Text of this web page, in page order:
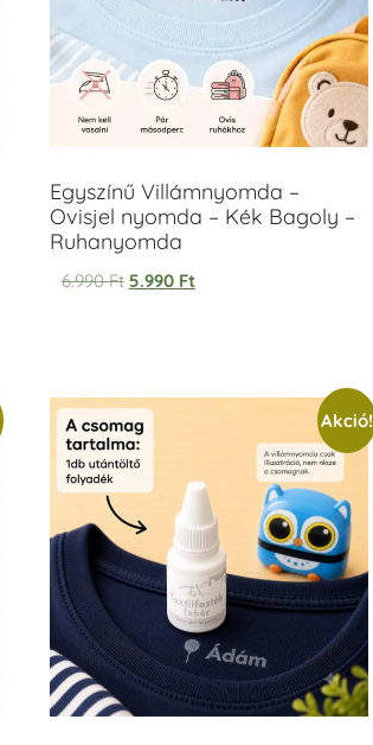
Egyszínű Villámnyomda –
Ovisjel nyomda – Kék Bagoly –
Ruhanyomda
6.990Ft 5.990 Ft
Akció!